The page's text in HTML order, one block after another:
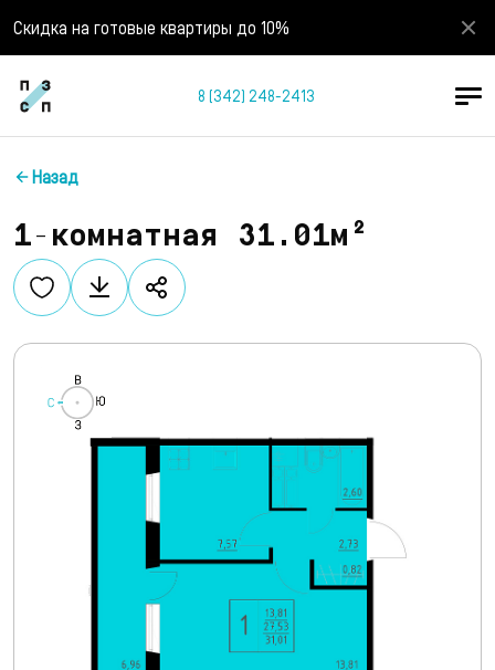
Скидка на готовые квартиры до 10%
8 (342) 248-2413
Назад
1-комнатная 31.01м²